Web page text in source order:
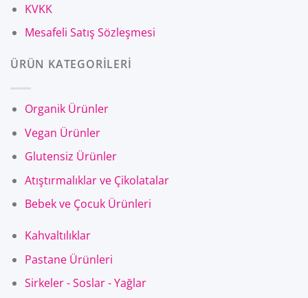
KVKK
Mesafeli Satış Sözleşmesi
ÜRÜN KATEGORİLERİ
Organik Ürünler
Vegan Ürünler
Glutensiz Ürünler
Atıştırmalıklar ve Çikolatalar
Bebek ve Çocuk Ürünleri
Kahvaltılıklar
Pastane Ürünleri
Sirkeler - Soslar - Yağlar